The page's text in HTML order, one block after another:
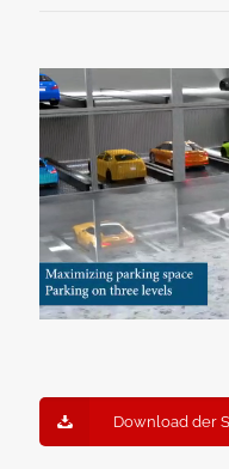
Download der